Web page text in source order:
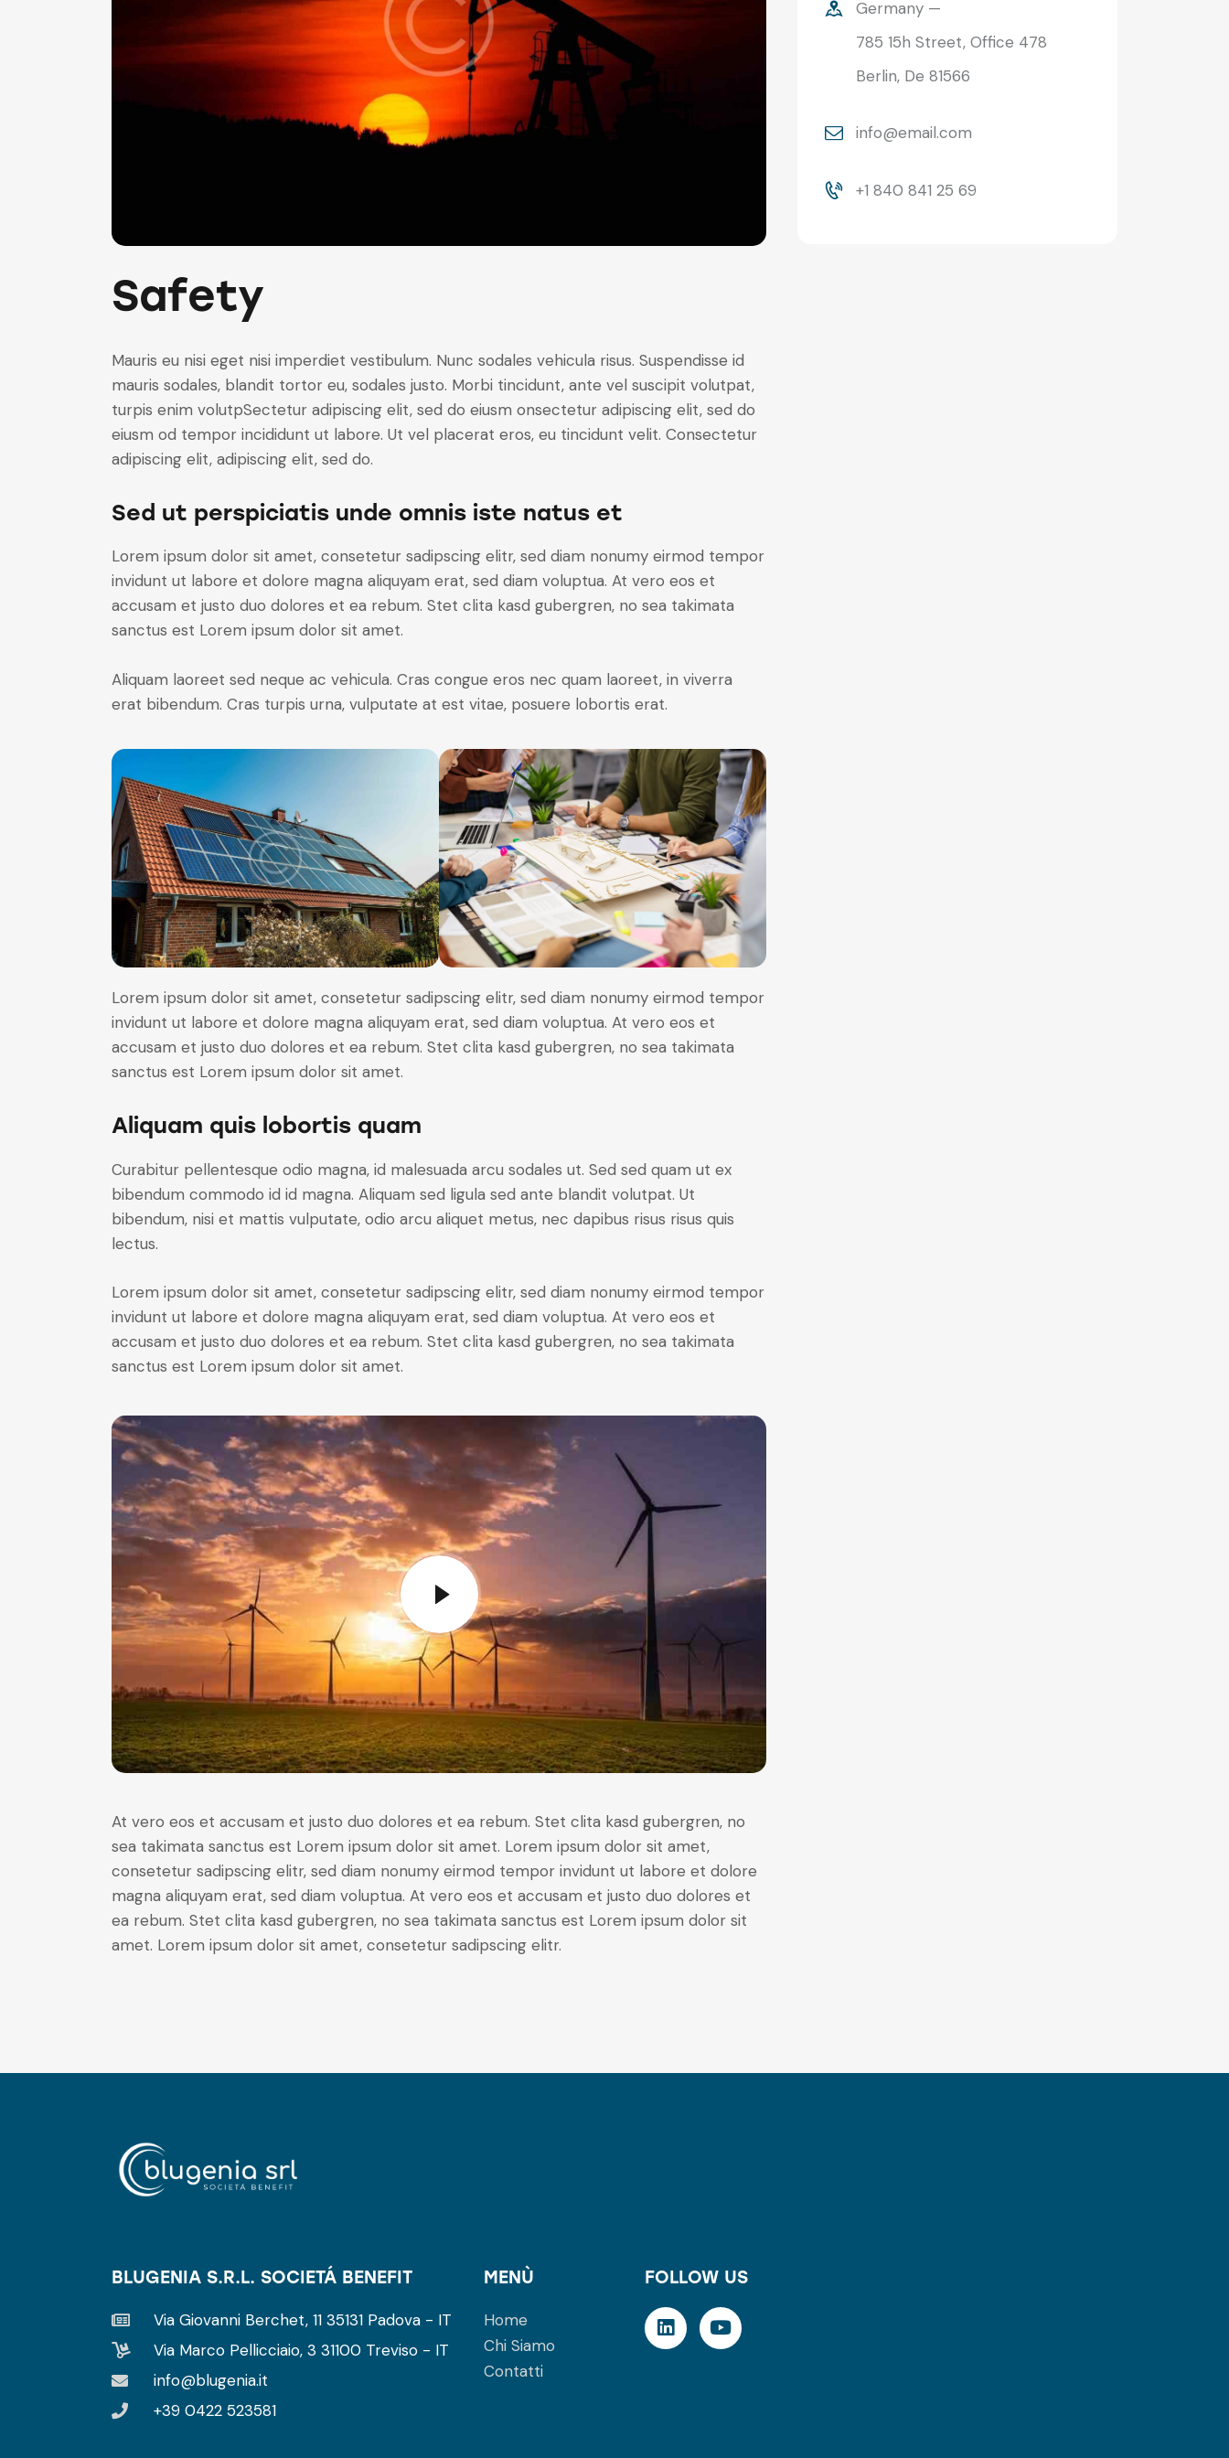
Safety
Mauris eu nisi eget nisi imperdiet vestibulum. Nunc sodales vehicula risus. Suspendisse id
mauris sodales, blandit tortor eu, sodales justo. Morbi tincidunt, ante vel suscipit volutpat,
turpis enim volutpSectetur adipiscing elit, sed do eiusm onsectetur adipiscing elit, sed do
eiusm od tempor incididunt ut labore. Ut vel placerat eros, eu tincidunt velit. Consectetur
adipiscing elit, adipiscing elit, sed do.
Sed ut perspiciatis unde omnis iste natus et
Lorem ipsum dolor sit amet, consetetur sadipscing elitr, sed diam nonumy eirmod tempor
invidunt ut labore et dolore magna aliquyam erat, sed diam voluptua. At vero eos et
accusam et justo duo dolores et ea rebum. Stet clita kasd gubergren, no sea takimata
sanctus est Lorem ipsum dolor sit amet.
Aliquam laoreet sed neque ac vehicula. Cras congue eros nec quam laoreet, in viverra
erat bibendum. Cras turpis urna, vulputate at est vitae, posuere lobortis erat.
Lorem ipsum dolor sit amet, consetetur sadipscing elitr, sed diam nonumy eirmod tempor
invidunt ut labore et dolore magna aliquyam erat, sed diam voluptua. At vero eos et
accusam et justo duo dolores et ea rebum. Stet clita kasd gubergren, no sea takimata
sanctus est Lorem ipsum dolor sit amet.
Aliquam quis lobortis quam
Curabitur pellentesque odio magna, id malesuada arcu sodales ut. Sed sed quam ut ex
bibendum commodo id id magna. Aliquam sed ligula sed ante blandit volutpat. Ut
bibendum, nisi et mattis vulputate, odio arcu aliquet metus, nec dapibus risus risus quis
lectus.
Lorem ipsum dolor sit amet, consetetur sadipscing elitr, sed diam nonumy eirmod tempor
invidunt ut labore et dolore magna aliquyam erat, sed diam voluptua. At vero eos et
accusam et justo duo dolores et ea rebum. Stet clita kasd gubergren, no sea takimata
sanctus est Lorem ipsum dolor sit amet.
At vero eos et accusam et justo duo dolores et ea rebum. Stet clita kasd gubergren, no
sea takimata sanctus est Lorem ipsum dolor sit amet. Lorem ipsum dolor sit amet,
consetetur sadipscing elitr, sed diam nonumy eirmod tempor invidunt ut labore et dolore
magna aliquyam erat, sed diam voluptua. At vero eos et accusam et justo duo dolores et
ea rebum. Stet clita kasd gubergren, no sea takimata sanctus est Lorem ipsum dolor sit
amet. Lorem ipsum dolor sit amet, consetetur sadipscing elitr.
Germany —
785 15h Street, Office 478
Berlin, De 81566
info@email.com
+1 840 841 25 69
BLUGENIA S.R.L. SOCIETÁ BENEFIT
Via Giovanni Berchet, 11 35131 Padova - IT
Via Marco Pellicciaio, 3 31100 Treviso - IT
info@blugenia.it
+39 0422 523581
MENÙ
Home
Chi Siamo
Contatti
FOLLOW US